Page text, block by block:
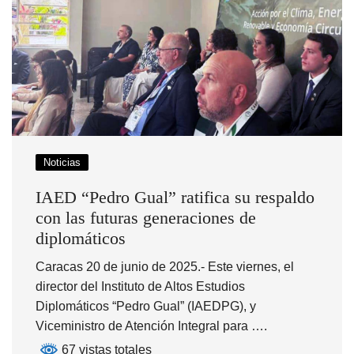
Noticias
IAED “Pedro Gual” ratifica su respaldo
con las futuras generaciones de
diplomáticos
Caracas 20 de junio de 2025.- Este viernes, el
director del Instituto de Altos Estudios
Diplomáticos “Pedro Gual” (IAEDPG), y
Viceministro de Atención Integral para ….
67 vistas totales